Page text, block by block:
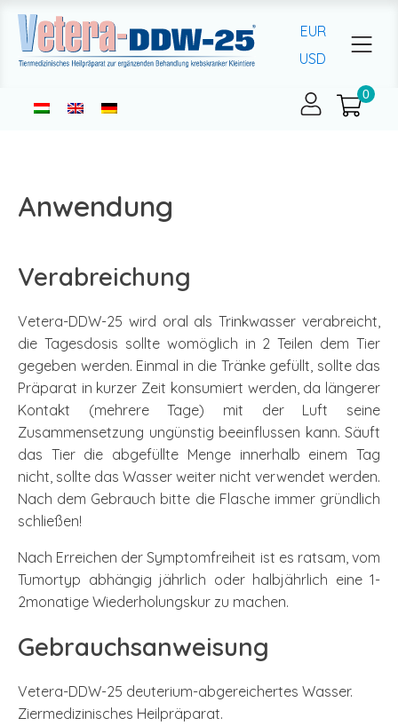
EUR
USD
Anwendung
Verabreichung
Vetera-DDW-25 wird oral als Trinkwasser verabreicht,
die Tagesdosis sollte womöglich in 2 Teilen dem Tier
gegeben werden. Einmal in die Tränke gefüllt, sollte das
Präparat in kurzer Zeit konsumiert werden, da längerer
Kontakt (mehrere Tage) mit der Luft seine
Zusammensetzung ungünstig beeinflussen kann. Säuft
das Tier die abgefüllte Menge innerhalb einem Tag
nicht, sollte das Wasser weiter nicht verwendet werden.
Nach dem Gebrauch bitte die Flasche immer gründlich
schließen!
Nach Erreichen der Symptomfreiheit ist es ratsam, vom
Tumortyp abhängig jährlich oder halbjährlich eine 1-
2monatige Wiederholungskur zu machen.
Gebrauchsanweisung
Vetera-DDW-25 deuterium-abgereichertes Wasser.
Ziermedizinisches Heilpräparat.